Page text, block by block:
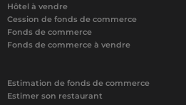
Hôtel à vendre
Cession de fonds de commerce
Fonds de commerce
Fonds de commerce à vendre
Estimation de fonds de commerce
Estimer son restaurant